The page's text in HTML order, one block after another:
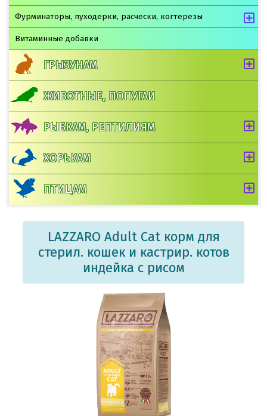
Фурминаторы, пуходерки, расчески, когтерезы
Витаминные добавки
ГРЫЗУНАМ
ЖИВОТНЫЕ, ПОПУГАИ
РЫБКАМ, РЕПТИЛИЯМ
ХОРЬКАМ
ПТИЦАМ
LAZZARO Adult Cat корм для
стерил. кошек и кастрир. котов
индейка с рисом